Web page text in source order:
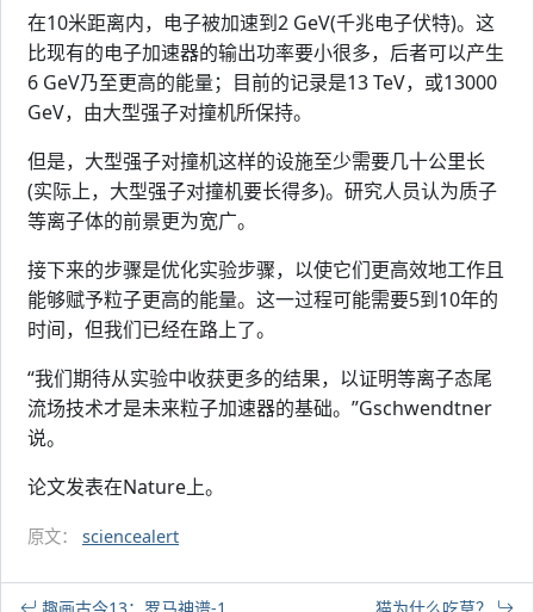
在10米距离内，电子被加速到2 GeV(千兆电子伏特)。这
比现有的电子加速器的输出功率要小很多，后者可以产生
6 GeV乃至更高的能量；目前的记录是13 TeV，或13000
GeV，由大型强子对撞机所保持。
但是，大型强子对撞机这样的设施至少需要几十公里长
(实际上，大型强子对撞机要长得多)。研究人员认为质子
等离子体的前景更为宽广。
接下来的步骤是优化实验步骤，以使它们更高效地工作且
能够赋予粒子更高的能量。这一过程可能需要5到10年的
时间，但我们已经在路上了。
“我们期待从实验中收获更多的结果，以证明等离子态尾
流场技术才是未来粒子加速器的基础。”Gschwendtner
说。
论文发表在Nature上。
原文： sciencealert
趣画古今13：罗马神谱-1 猫为什么吃草？